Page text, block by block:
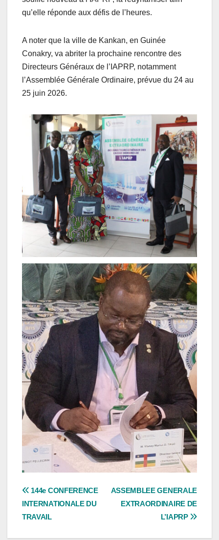
qu’elle réponde aux défis de l’heures.
A noter que la ville de Kankan, en Guinée
Conakry, va abriter la prochaine rencontre des
Directeurs Généraux de l’IAPRP, notamment
l’Assemblée Générale Ordinaire, prévue du 24 au
25 juin 2026.
Navigation
de
l’article
ASSEMBLEE GENERALE
EXTRAORDINAIRE DE
L’IAPRP
144e CONFERENCE
INTERNATIONALE DU
TRAVAIL